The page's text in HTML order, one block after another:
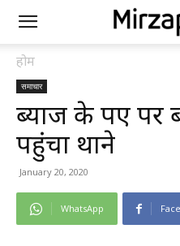
होम
समाचार
ब्याज के रुपए पर
पहुंचा थाने
January 20, 2020
WhatsApp